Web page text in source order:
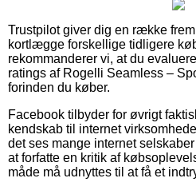
Trustpilot giver dig en række
kortlægge forskellige tidligere
rekommanderer vi, at du
ratings af Rogelli Seamless –
forinden du køber.
Facebook tilbyder for øvrigt
kendskab til internet
det ses mange internet
at forfatte en kritik af
måde må udnyttes til at få et